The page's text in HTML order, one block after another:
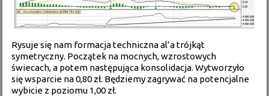
Rysuje się nam formacja techniczna al’a trójkąt
symetryczny. Początek na mocnych, wzrostowych
świecach, a potem następująca konsolidacja. Wytworzyło
się wsparcie na 0,80 zł. Będziemy zagrywać na potencjalne
wybicie z poziomu 1,00 zł.